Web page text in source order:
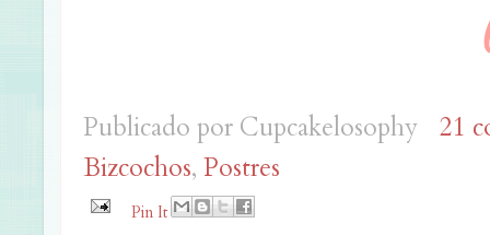
Publicado por Cupcakelosophy
21
Bizcochos, Postres
Pin It